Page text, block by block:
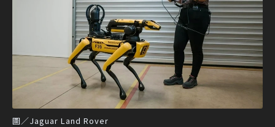
圖／Jaguar Land Rover